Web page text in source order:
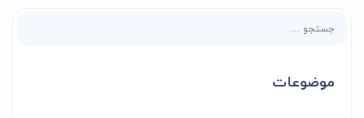
برای:
موضوعات